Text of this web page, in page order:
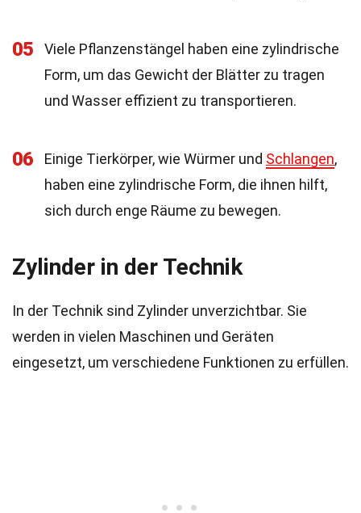
05
Viele Pflanzenstängel haben eine zylindrische
Form, um das Gewicht der Blätter zu tragen
und Wasser effizient zu transportieren.
06 Einige Tierkörper, wie Würmer und Schlangen,
haben eine zylindrische Form, die ihnen hilft,
sich durch enge Räume zu bewegen.
Zylinder in der Technik
In der Technik sind Zylinder unverzichtbar. Sie
werden in vielen Maschinen und Geräten
eingesetzt, um verschiedene Funktionen zu erfüllen.